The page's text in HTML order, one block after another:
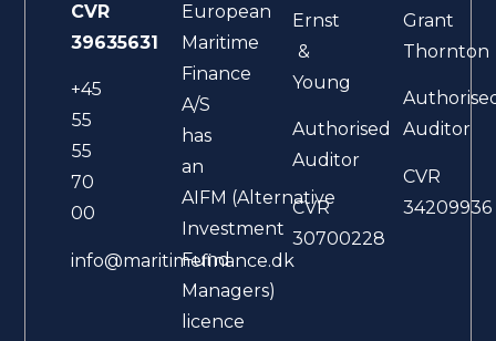
CVR
39635631
+45
55
55
70
00
info@maritimefinance.dk
European
Maritime
Finance
A/S
has
an
AIFM (Alternative
Investment
Fund
Managers)
licence
Ernst
&
Young
Authorised
Auditor
CVR
30700228
Grant
Thornton
Auditor
CVR
34209936